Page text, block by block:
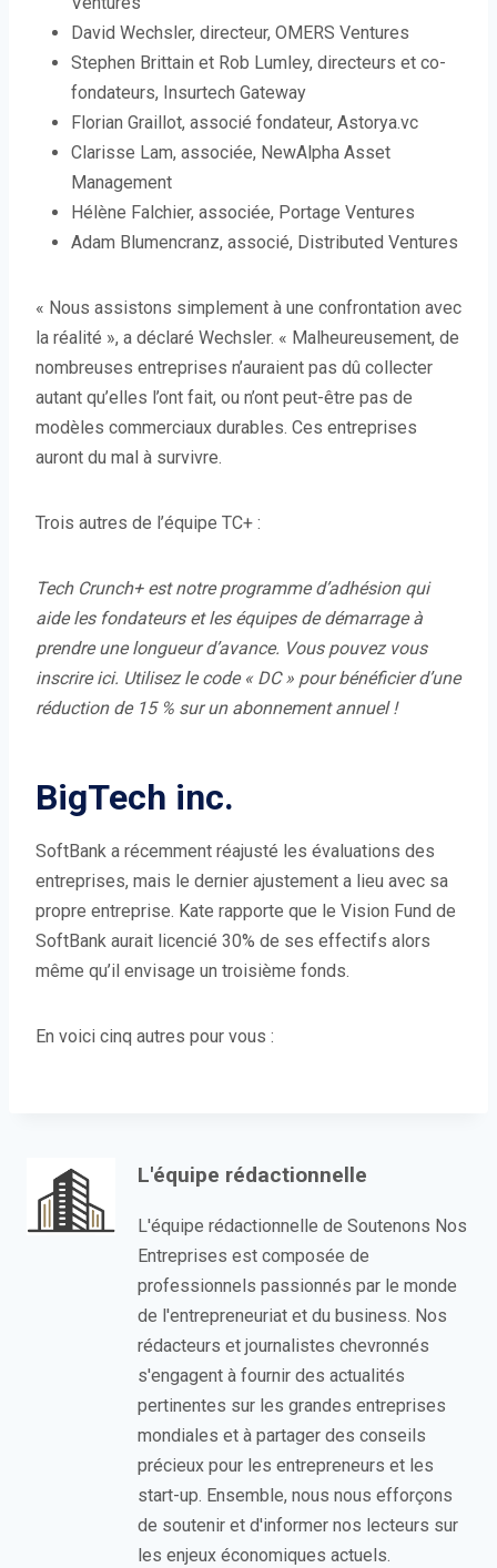
l
l
e
f
e
ê
t
David Wechsler, directeur, OMERS Ventures
Stephen Brittain et Rob Lumley, directeurs et co-
fondateurs, Insurtech Gateway
Florian Graillot, associé fondateur, Astorya.vc
Clarisse Lam, associée, NewAlpha Asset
Management
Hélène Falchier, associée, Portage Ventures
Adam Blumencranz, associé, Distributed Ventures
« Nous assistons simplement à une confrontation avec
la réalité », a déclaré Wechsler. « Malheureusement, de
nombreuses entreprises n’auraient pas dû collecter
autant qu’elles l’ont fait, ou n’ont peut-être pas de
modèles commerciaux durables. Ces entreprises
auront du mal à survivre.
Trois autres de l’équipe TC+ :
Tech Crunch+est notre programme d’adhésion qui
aide les fondateurs et les équipes de démarrage à
prendre une longueur d’avance. Vous pouvez vous
inscrire ici. Utilisez le code « DC » pour bénéficier d’une
réduction de 15 % sur un abonnement annuel !
BigTech inc.
SoftBank a récemment réajusté les évaluations des
entreprises, mais le dernier ajustement a lieu avec sa
propre entreprise. Kate rapporte que le Vision Fund de
SoftBank aurait licencié 30% de ses effectifs alors
même qu’il envisage un troisième fonds.
En voici cinq autres pour vous :
L'équipe rédactionnelle
L'équipe rédactionnelle de Soutenons Nos
Entreprises est composée de
professionnels passionnés par le monde
de l'entrepreneuriat et du business. Nos
rédacteurs et journalistes chevronnés
s'engagent à fournir des actualités
pertinentes sur les grandes entreprises
mondiales et à partager des conseils
précieux pour les entrepreneurs et les
start-up. Ensemble, nous nous efforçons
de soutenir et d'informer nos lecteurs sur
les enjeux économiques actuels.